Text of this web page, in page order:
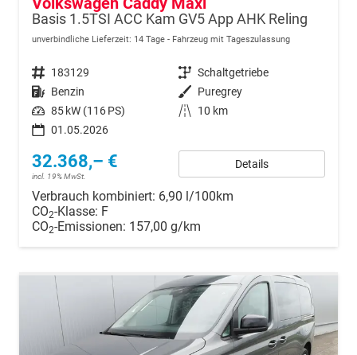
Basis 1.5TSI ACC Kam GV5 App AHK Reling
unverbindliche Lieferzeit: 14 Tage Fahrzeug mit Tageszulassung
Fahrzeugnr. 183129 Getriebe Schaltgetriebe
Kraftstoff Benzin Außenfarbe Puregrey
Leistung 85 kW (116 PS) Kilometerstand
10 km
01.05.2026
32.368,– €
incl. 19% MwSt.
Details
Verbrauch kombiniert: 6,90 l/100km
CO2-Klasse: F
CO2-Emissionen: 157,00 g/km